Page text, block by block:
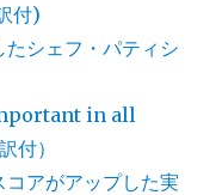
付)
シェフ・パティシ
in all
）
アがアップした実